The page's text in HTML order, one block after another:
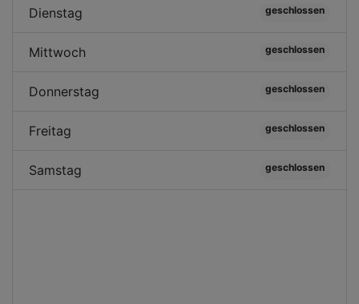
Dienstag geschlossen
Mittwoch geschlossen
Donnerstag geschlossen
Freitag geschlossen
Samstag geschlossen